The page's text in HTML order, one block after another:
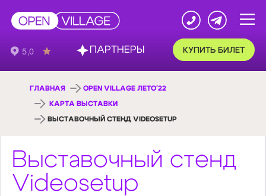
КУПИТЬ БИЛЕТ
ГЛАВНАЯ OPEN VILLAGE ЛЕТО'22
КАРТА ВЫСТАВКИ
ВЫСТАВОЧНЫЙ СТЕНД VIDEOSETUP
Выставочный стенд
Videosetup